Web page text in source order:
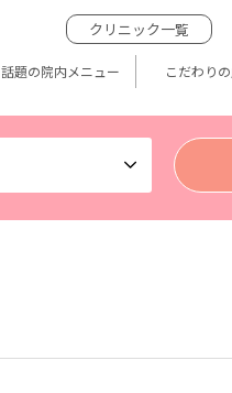
クリニック一覧
話題の院内メニュー こだわり